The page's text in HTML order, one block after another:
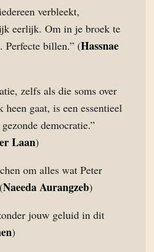
verbleekt,
eerlijk. Om in je broek te
Perfecte billen.” (Hassnae
zelfs als die soms over
heen gaat, is een essentieel
democratie.”
Laan)
om alles wat Peter
Naeeda Aurangzeb)
jouw geluid in dit
)